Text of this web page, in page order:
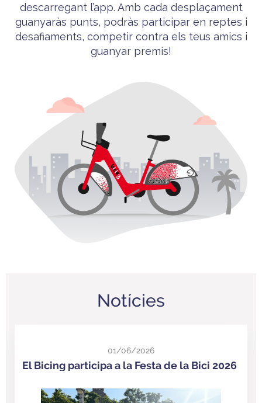
descarregant l’app. Amb cada desplaçament
guanyaràs punts, podràs participar en reptes i
desafiaments, competir contra els teus amics i
guanyar premis!
Notícies
01/06/2026
El Bicing participa a la Festa de la Bici 2026